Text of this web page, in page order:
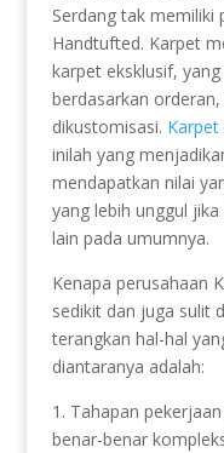
Serdang tak memiliki
Handtufted. Karpet
karpet eksklusif,
berdasarkan
dikustomisasi.
inilah yang
mendapatkan nilai
yang lebih unggul
lain pada umumnya.
Kenapa perusahaan
sedikit dan juga sulit
terangkan hal-hal
diantaranya adalah:
1. Tahapan
benar-benar